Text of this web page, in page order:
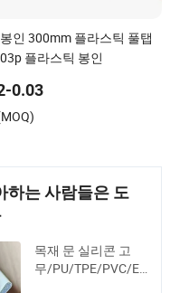
인 300mm 플라스틱 풀탭
플라스틱 봉인
0.03
하는 사람들은 도
목재 문 실리콘 고
무/PU/TPE/PVC/EP